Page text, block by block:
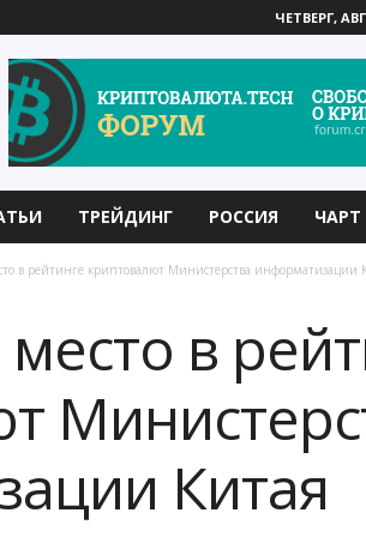
ЧЕТВЕРГ,
ТРЕЙДИНГ РОССИЯ ЧАРТ
в рейтинге криптовалют Министерства информатизации
место в
Китая